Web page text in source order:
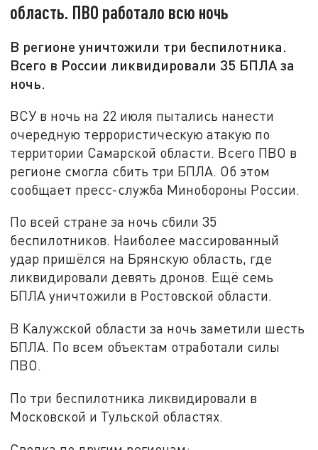
область. ПВО работало всю ночь
В регионе уничтожили три беспилотника.
Всего в России ликвидировали 35 БПЛА за
ночь.
ВСУ в ночь на 22 июля пытались нанести
очередную террористическую атакую по
территории Самарской области. Всего ПВО в
регионе смогла сбить три БПЛА. Об этом
сообщает пресс-служба Минобороны России.
По всей стране за ночь сбили 35
беспилотников. Наиболее массированный
удар пришёлся на Брянскую область, где
ликвидировали девять дронов. Ещё семь
БПЛА уничтожили в Ростовской области.
В Калужской области за ночь заметили шесть
БПЛА. По всем объектам отработали силы
ПВО.
По три беспилотника ликвидировали в
Московской и Тульской областях.